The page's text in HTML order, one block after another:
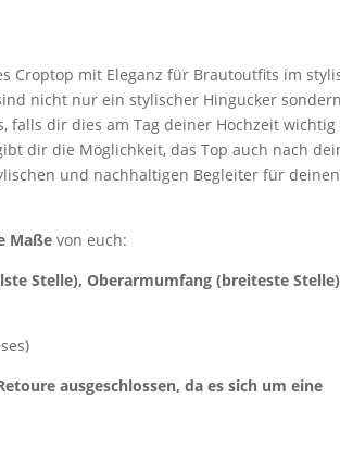
Croptop mit Eleganz für Brautoutfits im
nicht nur ein stylischer Hingucker sondern
falls dir dies am Tag deiner Hochzeit wichtig
dir die Möglichkeit, das Top auch nach
und nachhaltigen Begleiter für deinen
Maße von euch:
Stelle), Oberarmumfang (breiteste
ausgeschlossen, da es sich um eine